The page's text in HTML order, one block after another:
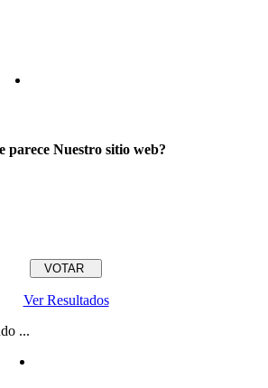
parece Nuestro sitio web?
Ver Resultados
...